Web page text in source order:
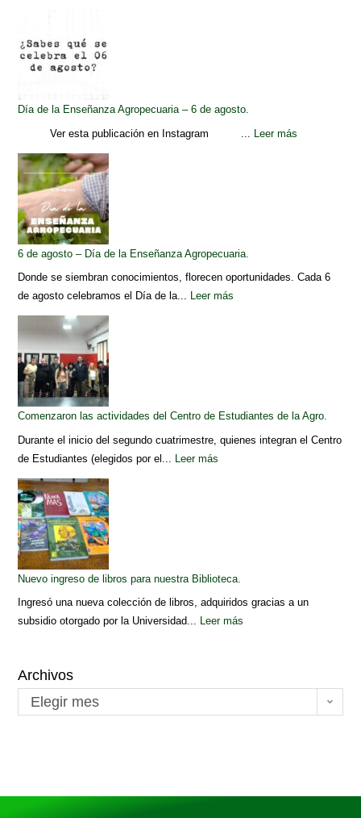
Día de la Enseñanza Agropecuaria – 6 de agosto.
Ver esta publicación en Instagram ...
Leer más
6 de agosto – Día de la Enseñanza Agropecuaria.
Donde se siembran conocimientos, florecen oportunidades. Cada 6
de agosto celebramos el Día de la... Leer más
Comenzaron las actividades del Centro de Estudiantes de la Agro.
Durante el inicio del segundo cuatrimestre, quienes integran el Centro
de Estudiantes (elegidos por el...
Leer más
Nuevo ingreso de libros para nuestra Biblioteca.
Ingresó una nueva colección de libros, adquiridos gracias a un
subsidio otorgado por la Universidad... Leer más
Archivos
Elegir mes